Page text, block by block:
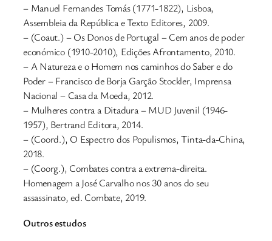
– Manuel Fernandes Tomás (1771-1822), Lisboa,
Assembleia da República e Texto Editores, 2009.
– (Coaut.) – Os Donos de Portugal – Cem anos de poder
económico (1910-2010), Edições Afrontamento, 2010.
– A Natureza e o Homem nos caminhos do Saber e do
Poder – Francisco de Borja Garção Stockler, Imprensa
Nacional – Casa da Moeda, 2012.
– Mulheres contra a Ditadura – MUD Juvenil (1946-
1957), Bertrand Editora, 2014.
– (Coord.), O Espectro dos Populismos, Tinta-da-China,
2018.
– (Coorg.), Combates contra a extrema-direita.
Homenagem a José Carvalho nos 30 anos do seu
assassinato, ed. Combate, 2019.
Outros estudos